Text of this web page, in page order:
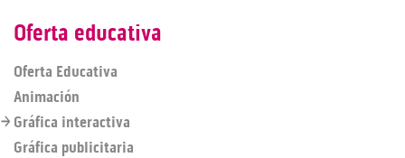
Oferta educativa
Oferta Educativa
Animación
Gráfica interactiva
Gráfica publicitaria